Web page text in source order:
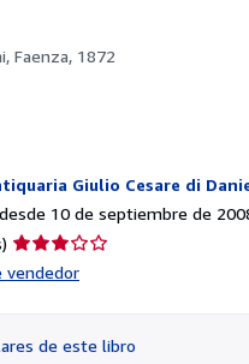
Faenza, 1872
Giulio Cesare di
10 de septiembre de
Calificación
vendedor
de este libro